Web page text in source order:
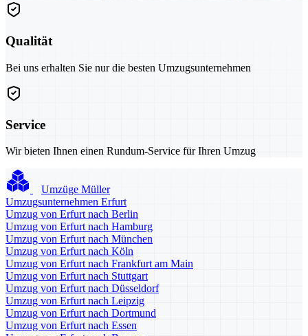
Qualität
Bei uns erhalten Sie nur die besten Umzugsunternehmen
Service
Wir bieten Ihnen einen Rundum-Service für Ihren Umzug
Umzüge Müller
Umzugsunternehmen Erfurt
Umzug von Erfurt nach Berlin
Umzug von Erfurt nach Hamburg
Umzug von Erfurt nach München
Umzug von Erfurt nach Köln
Umzug von Erfurt nach Frankfurt am Main
Umzug von Erfurt nach Stuttgart
Umzug von Erfurt nach Düsseldorf
Umzug von Erfurt nach Leipzig
Umzug von Erfurt nach Dortmund
Umzug von Erfurt nach Essen